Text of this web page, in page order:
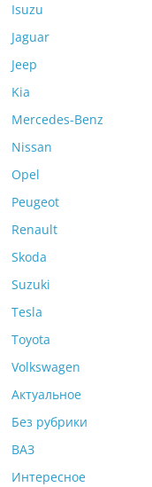
Isuzu
Jaguar
Jeep
Kia
Mercedes-Benz
Nissan
Opel
Peugeot
Renault
Skoda
Suzuki
Tesla
Toyota
Volkswagen
Актуальное
Без рубрики
ВАЗ
Интересное